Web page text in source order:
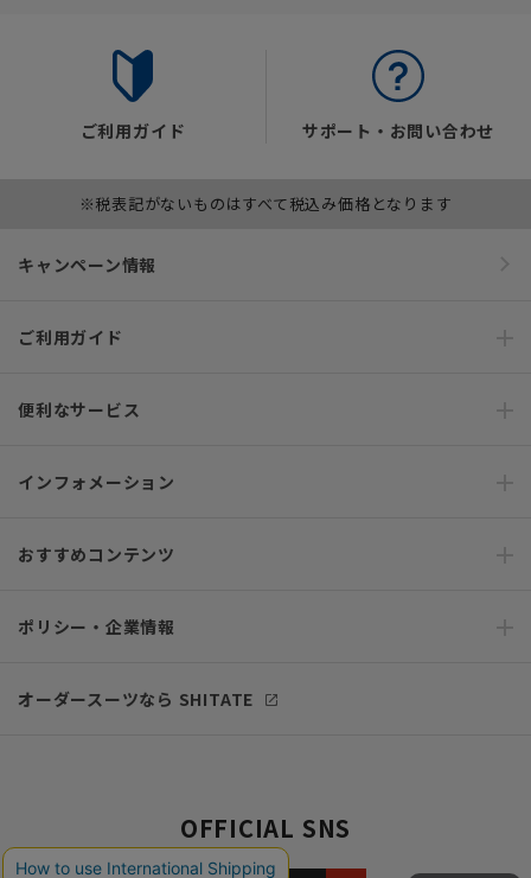
ご利用ガイド サポート・お問い合わせ
※税表記がないものはすべて税込み価格となります
キャンペーン情報
ご利用ガイド
便利なサービス
インフォメーション
おすすめコンテンツ
ポリシー・企業情報
オーダースーツなら SHITATE
OFFICIAL SNS